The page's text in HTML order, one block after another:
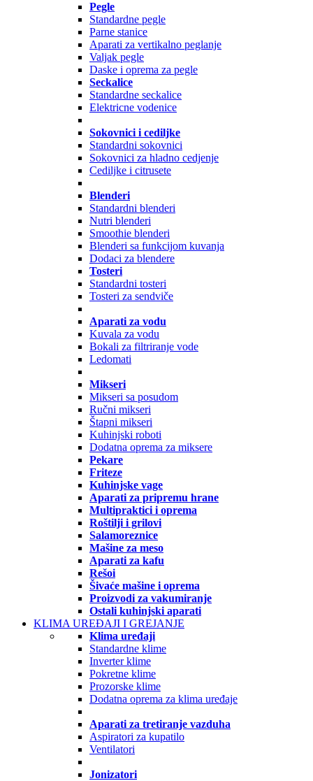
Pegle
Standardne pegle
Parne stanice
Aparati za vertikalno peglanje
Valjak pegle
Daske i oprema za pegle
Seckalice
Standardne seckalice
Elektricne vodenice
Sokovnici i cediljke
Standardni sokovnici
Sokovnici za hladno cedjenje
Cediljke i citrusete
Blenderi
Standardni blenderi
Nutri blenderi
Smoothie blenderi
Blenderi sa funkcijom kuvanja
Dodaci za blendere
Tosteri
Standardni tosteri
Tosteri za sendviče
Aparati za vodu
Kuvala za vodu
Bokali za filtriranje vode
Ledomati
Mikseri
Mikseri sa posudom
Ručni mikseri
Štapni mikseri
Kuhinjski roboti
Dodatna oprema za miksere
Pekare
Friteze
Kuhinjske vage
Aparati za pripremu hrane
Multipraktici i oprema
Roštilji i grilovi
Salamoreznice
Mašine za meso
Aparati za kafu
Rešoi
Šivaće mašine i oprema
Proizvodi za vakumiranje
Ostali kuhinjski aparati
KLIMA UREĐAJI I GREJANJE
Klima uređaji
Standardne klime
Inverter klime
Pokretne klime
Prozorske klime
Dodatna oprema za klima uređaje
Aparati za tretiranje vazduha
Aspiratori za kupatilo
Ventilatori
Jonizatori